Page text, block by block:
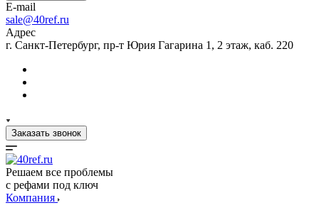
E-mail
sale@40ref.ru
Адрес
г. Санкт-Петербург, пр-т Юрия Гагарина 1, 2 этаж, каб. 220
Заказать звонок
Решаем все проблемы
с рефами под ключ
Компания